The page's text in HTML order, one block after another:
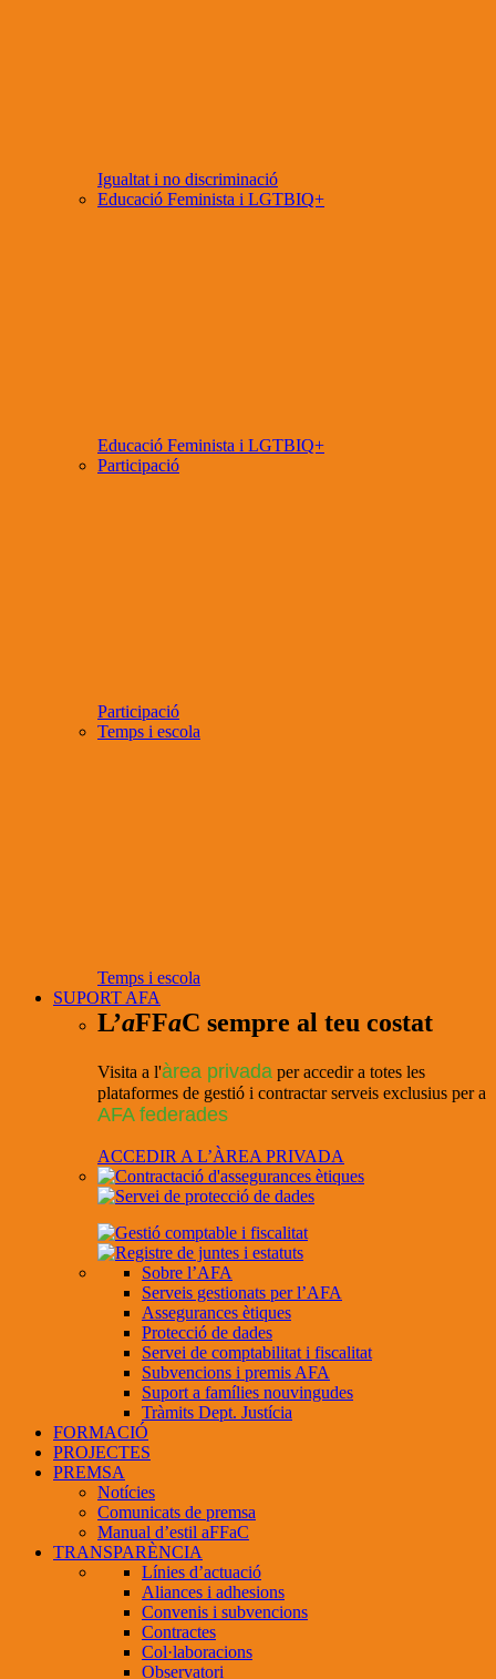
Igualtat i no discriminació
Educació Feminista i LGTBIQ+
Educació Feminista i LGTBIQ+
Participació
Participació
Temps i escola
Temps i escola
SUPORT AFA
L’aFFaC sempre al teu costat
Visita a l'àrea privada per accedir a totes les
plataformes de gestió i contractar serveis exclusius per a
AFA federades
ACCEDIR A L’ÀREA PRIVADA
Sobre l’AFA
Serveis gestionats per l’AFA
Assegurances ètiques
Protecció de dades
Servei de comptabilitat i fiscalitat
Subvencions i premis AFA
Suport a famílies nouvingudes
Tràmits Dept. Justícia
FORMACIÓ
PROJECTES
PREMSA
Notícies
Comunicats de premsa
Manual d’estil aFFaC
TRANSPARÈNCIA
Línies d’actuació
Aliances i adhesions
Convenis i subvencions
Contractes
Col·laboracions
Observatori